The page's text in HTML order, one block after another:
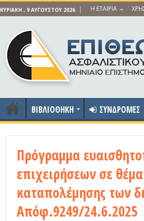
ΚΥΡΙΑΚΉ , 9 ΑΥΓΟΎΣΤΟΥ 2026 Η ΕΤΑΙΡΙΑ
ΒΙΒΛΙΟΘΗΚΗ ΣΥΝΔΡΟΜΕΣ
Πρόγραμμα
επιχειρήσεων σε
καταπολέμησης των
Απόφ.9249/24.6.2025